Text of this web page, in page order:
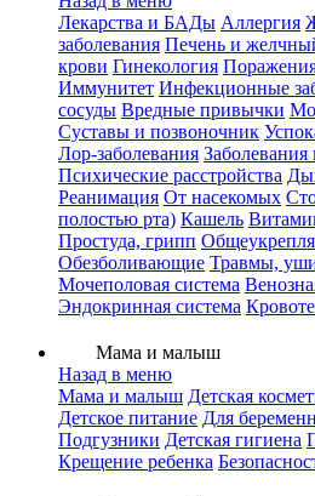
Лекарства и БАДы Аллергия
заболевания Печень и
крови Гинекология
Иммунитет Инфекционные
сосуды Вредные привычки
Суставы и позвоночник
Лор-заболевания Заболевания
Психические расстройства
Реанимация От насекомых
полостью рта) Кашель
Простуда, грипп
Обезболивающие Травмы,
Мочеполовая система
Эндокринная система
Мама и малыш
Назад в меню
Мама и малыш Детская
Детское питание Для
Подгузники Детская гигиена
Крещение ребенка